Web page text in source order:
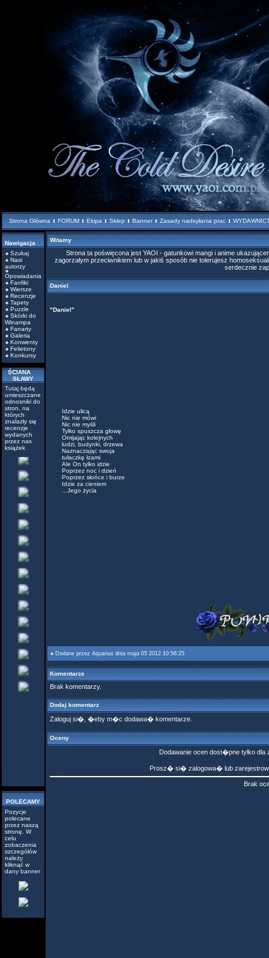
Strona Główna FORUM Ekipa Sklep Banner Zasady nadsyłania prac
Nawigacja
Szukaj
Nasi
autorzy
Opowiadania
Fanfiki
Wiersze
Recenzje
Tapety
Puzzle
Skórki do
Winampa
Fanarty
Galeria
Konwenty
Felietony
Konkursy
ŚCIANA
SŁAWY
Tutaj będą
umieszczane
odnosniki do
stron, na
których
znalazły się
recenzje
wydanych
przez nas
książek
POLECAMY
Pozycje
polecane
przez naszą
stronę. W
celu
zobaczenia
szczegółów
należy
kliknąć w
dany banner
Witamy
Strona ta poświęcona jest YAOI - gatunkowi mangi i anime
zagorzałym przeciwnikiem lub w jakiś sposób nie tolerujesz
serdecznie
Daniel
"Daniel"
Idzie ulicą
Nic nie mówi
Nic nie myśli
Tylko spuszcza głowę
Omijając kolejnych
ludzi, budynki, drzewa
Naznaczając swoja
tułaczkę łzami
Ale On tylko idzie
Poprzez noc i dzień
Poprzez słońce i burze
Idzie za cieniem
...Jego życia
Dodane przez Aquarius dnia maja 05 2012 10:56:25
Komentarze
Brak komentarzy.
Dodaj komentarz
Zaloguj si�, �eby m�c dodawa� komentarze.
Oceny
Dodawanie ocen dost�pne tylko
Prosz� si� zalogowa� lub
Brak